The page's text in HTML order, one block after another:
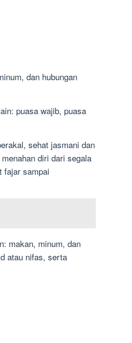
dan hubungan
puasa wajib, puasa
sehat jasmani dan
diri dari segala
fajar sampai
makan, minum, dan
atau nifas, serta